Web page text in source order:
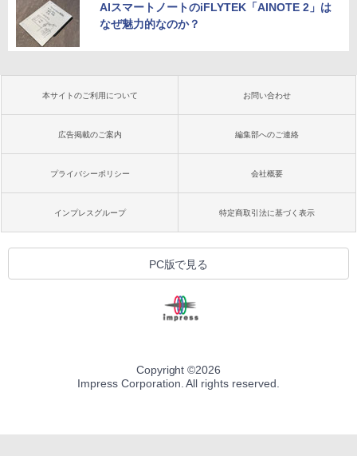
AIスマートノートのiFLYTEK「AINOTE 2」は
なぜ魅力的なのか？
本サイトのご利用について お問い合わせ
広告掲載のご案内 編集部へのご連絡
プライバシーポリシー 会社概要
インプレスグループ 特定商取引法に基づく表示
PC版で見る
Copyright ©2026
Impress Corporation. All rights reserved.